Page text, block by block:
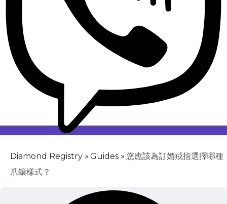
Diamond Registry » Guides »您應該為訂婚戒指選擇哪種
爪鑲樣式？